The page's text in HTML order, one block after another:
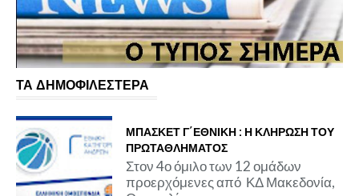
ΤΑ ΔΗΜΟΦΙΛΕΣΤΕΡΑ
ΜΠΑΣΚΕΤ Γ΄ΕΘΝΙΚΗ : Η ΚΛΗΡΩΣΗ ΤΟΥ
ΠΡΩΤΑΘΛΗΜΑΤΟΣ
Στον 4ο όμιλο των 12 ομάδων
προερχόμενες από ΚΔ Μακεδονία,